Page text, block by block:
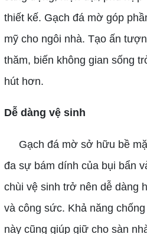
thiết kế. Gạch đá mờ góp
mỹ cho ngôi nhà. Tạo ấn
thăm, biến không gian sống
hút hơn.
Dễ dàng vệ sinh
Gạch đá mờ sở hữu bề
đa sự bám dính của bụi bẩn
chùi vệ sinh trở nên dễ dàng
và công sức. Khả năng
này cũng giúp giữ cho sàn